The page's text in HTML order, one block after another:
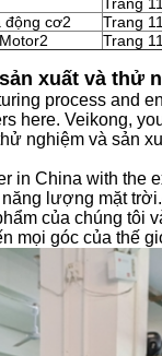
động cơ2
Trang
Trang
xuất và thử
process and
here. Veikong,
nghiệm và sản
in China with the
lượng mặt
của chúng
mọi góc của thế